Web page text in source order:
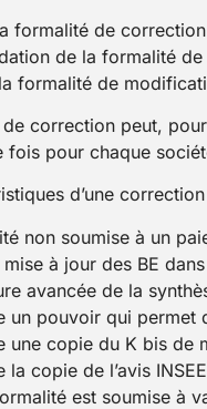
formalité de
de la formalité
formalité de
correction peut,
fois pour chaque
d’une
non soumise à un
mise à jour des BE
avancée de la
un pouvoir qui permet
une copie du K bis de
la copie de l’avis
est soumise à